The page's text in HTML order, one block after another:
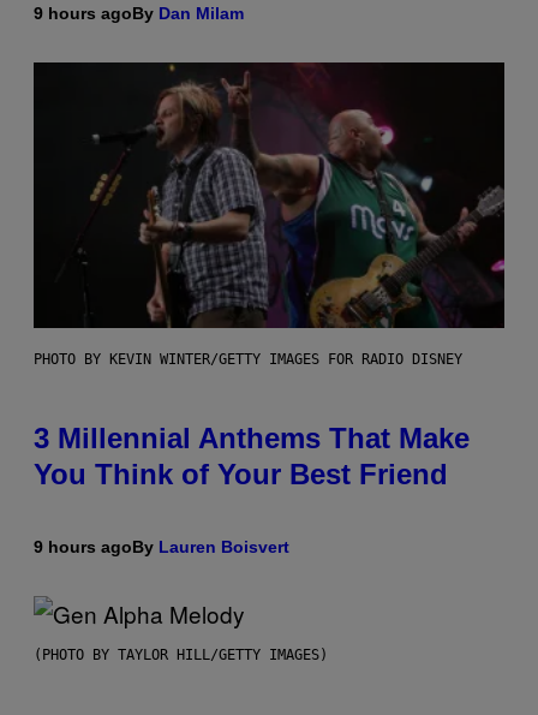
9 hours agoBy Dan Milam
PHOTO BY KEVIN WINTER/GETTY IMAGES FOR RADIO DISNEY
3 Millennial Anthems That Make
You Think of Your Best Friend
9 hours agoBy Lauren Boisvert
(PHOTO BY TAYLOR HILL/GETTY IMAGES)